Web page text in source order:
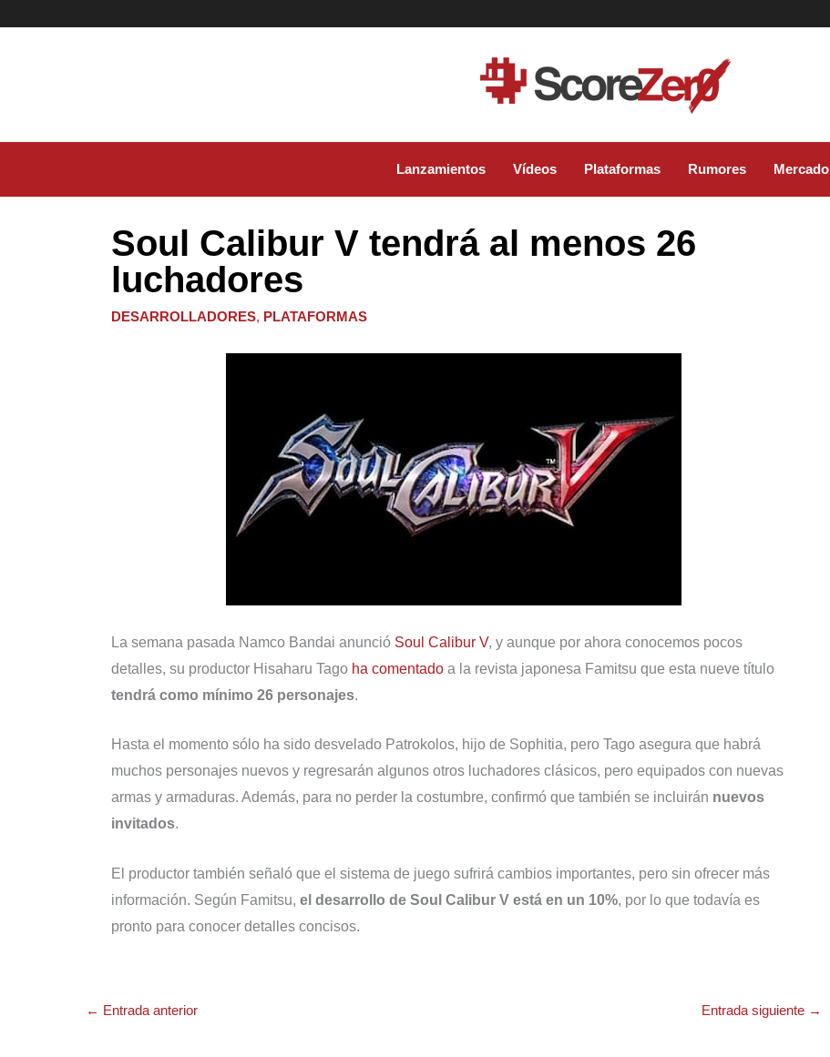
Lanzamientos Vídeos Plataformas Rumores Mercado
Soul Calibur V tendrá al menos 26
luchadores
DESARROLLADORES, PLATAFORMAS
La semana pasada Namco Bandai anunció Soul Calibur V, y aunque por ahora conocemos pocos
detalles, su productor Hisaharu Tago ha comentado a la revista japonesa Famitsu que esta nueve título
tendrá como mínimo 26 personajes.
Hasta el momento sólo ha sido desvelado Patrokolos, hijo de Sophitia, pero Tago asegura que habrá
muchos personajes nuevos y regresarán algunos otros luchadores clásicos, pero equipados con nuevas
armas y armaduras. Además, para no perder la costumbre, confirmó que también se incluirán nuevos
invitados.
El productor también señaló que el sistema de juego sufrirá cambios importantes, pero sin ofrecer más
información. Según Famitsu, el desarrollo de Soul Calibur V está en un 10%, por lo que todavía es
pronto para conocer detalles concisos.
← Entrada anterior Entrada siguiente →